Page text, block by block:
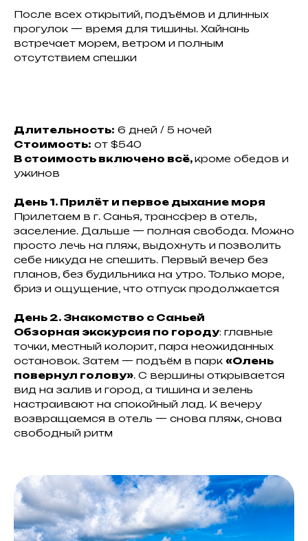
После всех открытий, подъёмов и длинных
прогулок — время для тишины. Хайнань
встречает морем, ветром и полным
отсутствием спешки
Длительность: 6 дней / 5 ночей
Стоимость: от $540
В стоимость включено всё,кроме обедов и
ужинов
День 1. Прилёт и первое дыхание моря
Прилетаем в г. Санья, трансфер в отель,
заселение. Дальше — полная свобода. Можно
просто лечь на пляж, выдохнуть и позволить
себе никуда не спешить. Первый вечер без
планов, без будильника на утро. Только море,
бриз и ощущение, что отпуск продолжается
День 2. Знакомство с Саньей
Обзорная экскурсия по городу: главные
точки, местный колорит, пара неожиданных
остановок. Затем — подъём в парк «Олень
повернул голову». С вершины открывается
вид на залив и город, а тишина и зелень
настраивают на спокойный лад. К вечеру
возвращаемся в отель — снова пляж, снова
свободный ритм